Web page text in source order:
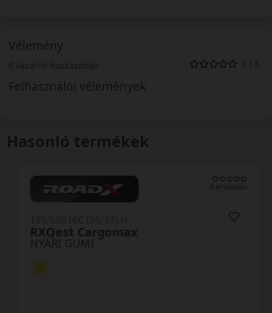
Vélemény
0 vásárlói hozzászólás 0 / 5
Felhasználói vélemények
Hasonló termékek
0 értékelés
NYÁRI GUMI
RXQest Cargomax